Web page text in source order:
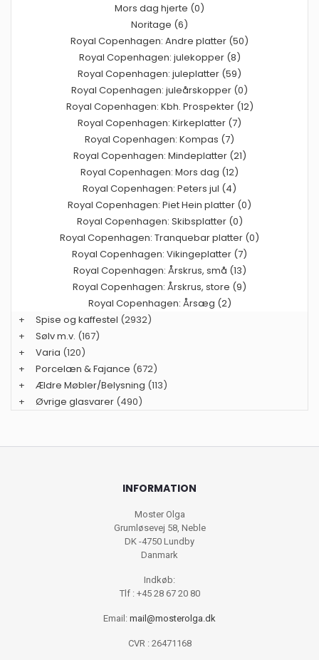
Mors dag hjerte (0)
Noritage (6)
Royal Copenhagen: Andre platter (50)
Royal Copenhagen: julekopper (8)
Royal Copenhagen: juleplatter (59)
Royal Copenhagen: juleårskopper (0)
Royal Copenhagen: Kbh. Prospekter (12)
Royal Copenhagen: Kirkeplatter (7)
Royal Copenhagen: Kompas (7)
Royal Copenhagen: Mindeplatter (21)
Royal Copenhagen: Mors dag (12)
Royal Copenhagen: Peters jul (4)
Royal Copenhagen: Piet Hein platter (0)
Royal Copenhagen: Skibsplatter (0)
Royal Copenhagen: Tranquebar platter (0)
Royal Copenhagen: Vikingeplatter (7)
Royal Copenhagen: Årskrus, små (13)
Royal Copenhagen: Årskrus, store (9)
Royal Copenhagen: Årsæg (2)
+
Spise og kaffestel (2932)
+
Sølv m.v. (167)
+
Varia (120)
+
Porcelæn & Fajance (672)
+
Ældre Møbler/Belysning (113)
+
Øvrige glasvarer (490)
INFORMATION
Moster Olga
Grumløsevej 58, Neble
DK -4750 Lundby
Danmark
Indkøb:
Tlf : +45 28 67 20 80
Email: mail@mosterolga.dk
CVR : 26471168